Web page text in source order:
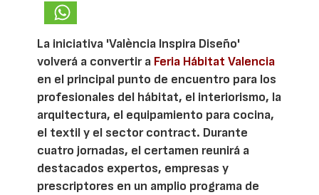
La iniciativa 'València Inspira Diseño'
volverá a convertir a Feria Hábitat Valencia
en el principal punto de encuentro para los
profesionales del hábitat, el interiorismo, la
arquitectura, el equipamiento para cocina,
el textil y el sector contract. Durante
cuatro jornadas, el certamen reunirá a
destacados expertos, empresas y
prescriptores en un amplio programa de